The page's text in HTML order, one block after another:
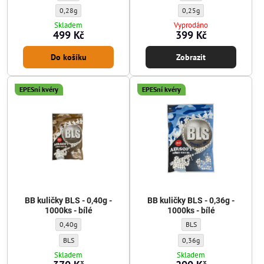
BB kuličky G&G - 0,28g - 5600ks - bílé - Gramáž kuliček:
0,28g
Skladem
499 Kč
Do košíku
BB kuličky G&G - 0,25g -
0,25g
Vyprodáno
399 Kč
Zobrazit
EPESní kvéry
BB kuličky BLS - 0,40g -
1000ks - bílé
BB kuličky BLS - 0,40g - 1000ks - bílé - Gramáž kuliček:
0,40g
BB kuličky BLS - 0,40g - 1000ks - bílé - Výrobce kuliček:
BLS
Skladem
EPESní kvéry
BB kuličky BLS - 0,36g -
1000ks - bílé
BB kuličky BLS - 0,36g -
BLS
BB kuličky BLS - 0,36g -
0,36g
Skladem